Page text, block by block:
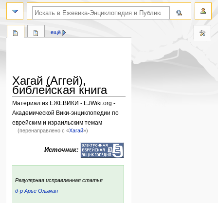
Хагай (Аггей),
библейская книга
Материал из ЕЖЕВИКИ - EJWiki.org -
Академической Вики-энциклопедии по
еврейским и израильским темам
(перенаправлено с «Хагай»)
Источник:
Регулярная исправленная статья
д-р Арье Ольман
ещё
поиск по словам